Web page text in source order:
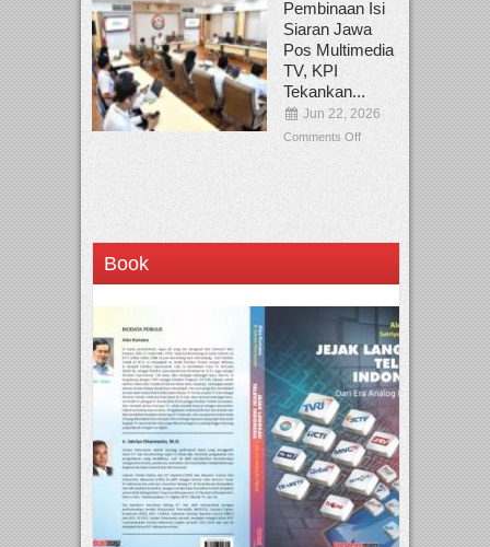
Pembinaan Isi
Siaran Jawa
Pos Multimedia
TV, KPI
Tekankan...
Jun 22, 2026
Comments Off
Book